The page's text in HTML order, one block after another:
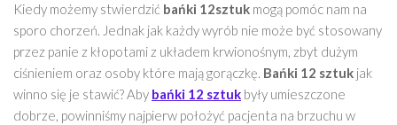
Kiedy możemy stwierdzić bańki 12sztuk mogą pomóc nam na
sporo chorzeń. Jednak jak każdy wyrób nie może być stosowany
przez panie z kłopotami z układem krwionośnym, zbyt dużym
ciśnieniem oraz osoby które mają gorączkę. Bańki 12 sztuk jak
winno się je stawić? Aby bańki 12 sztuk były umieszczone
dobrze, powinniśmy najpierw położyć pacjenta na brzuchu w